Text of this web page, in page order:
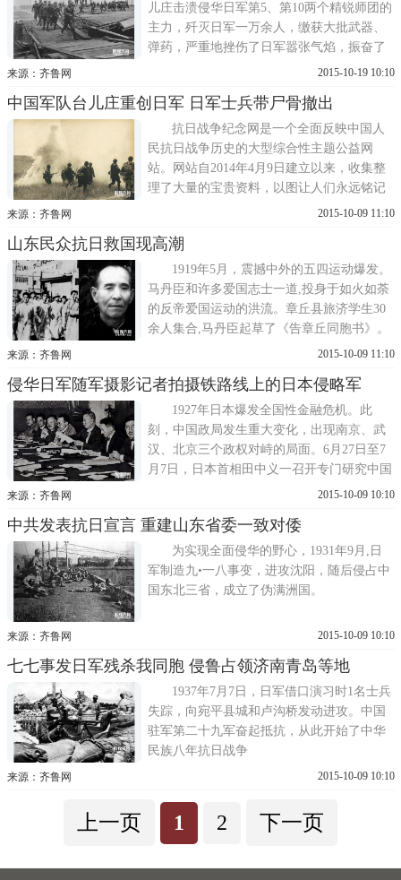
儿庄击溃侵华日军第5、第10两个精锐师团的
主力，歼灭日军一万余人，缴获大批武器、
弹药，严重地挫伤了日军嚣张气焰，振奋了
全民族的抗战精神，坚定了国人抗战胜利的
来源：齐鲁网 2015-10-19 10:10
中国军队台儿庄重创日军 日军士兵带尸骨撤出
抗日战争纪念网是一个全面反映中国人
民抗日战争历史的大型综合性主题公益网
站。网站自2014年4月9日建立以来，收集整
理了大量的宝贵资料，以图让人们永远铭记
那些为了中华民族的独立和自由而英勇献身
出贡献的先辈，更好地传承和弘扬中国人民
为了追求和平正义、捍卫民族独立自由不畏
强暴、不怕牺牲的斗争精神，告诫中...
来源：齐鲁网 2015-10-09 11:10
山东民众抗日救国现高潮
1919年5月，震撼中外的五四运动爆发。
马丹臣和许多爱国志士一道,投身于如火如荼
的反帝爱国运动的洪流。章丘县旅济学生30
余人集合,马丹臣起草了《告章丘同胞书》。
学生代表于广沐、常经庸化装绕道(胶济铁路
来源：齐鲁网 2015-10-09 11:10
侵华日军随军摄影记者拍摄铁路线上的日本侵略军
1927年日本爆发全国性金融危机。此
刻，中国政局发生重大变化，出现南京、武
汉、北京三个政权对峙的局面。6月27日至7
月7日，日本首相田中义一召开专门研究中国
问题的东方会议，最终确立了武装侵略中国
来源：齐鲁网 2015-10-09 10:10
中共发表抗日宣言 重建山东省委一致对倭
为实现全面侵华的野心，1931年9月,日
军制造九•一八事变，进攻沈阳，随后侵占中
国东北三省，成立了伪满洲国。
来源：齐鲁网 2015-10-09 10:10
七七事发日军残杀我同胞 侵鲁占领济南青岛等地
1937年7月7日，日军借口演习时1名士兵
失踪，向宛平县城和卢沟桥发动进攻。中国
驻军第二十九军奋起抵抗，从此开始了中华
民族八年抗日战争
来源：齐鲁网 2015-10-09 10:10
上一页 1 2 下一页